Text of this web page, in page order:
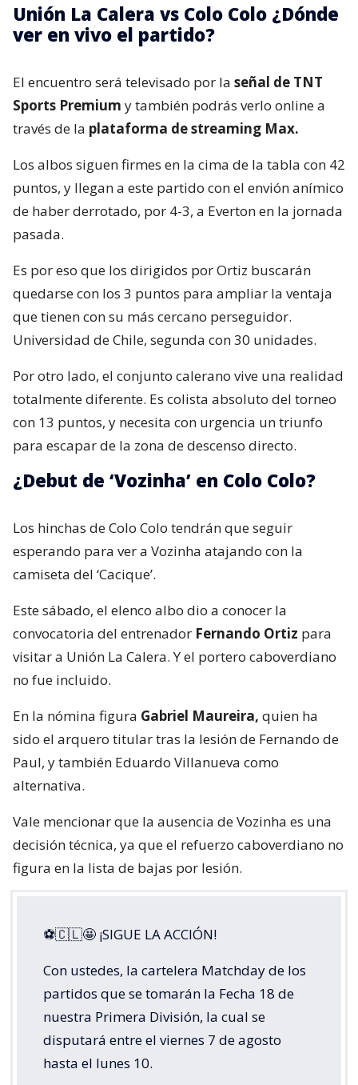
Unión La Calera vs Colo Colo ¿Dónde
ver en vivo el partido?
El encuentro será televisado por la señal de TNT
Sports Premium y también podrás verlo online a
través de la plataforma de streaming Max.
Los albos siguen firmes en la cima de la tabla con 42
puntos, y llegan a este partido con el envión anímico
de haber derrotado, por 4-3, a Everton en la jornada
pasada.
Es por eso que los dirigidos por Ortiz buscarán
quedarse con los 3 puntos para ampliar la ventaja
que tienen con su más cercano perseguidor.
Universidad de Chile, segunda con 30 unidades.
Por otro lado, el conjunto calerano vive una realidad
totalmente diferente. Es colista absoluto del torneo
con 13 puntos, y necesita con urgencia un triunfo
para escapar de la zona de descenso directo.
¿Debut de ‘Vozinha’ en Colo Colo?
Los hinchas de Colo Colo tendrán que seguir
esperando para ver a Vozinha atajando con la
camiseta del ‘Cacique’.
Este sábado, el elenco albo dio a conocer la
convocatoria del entrenador Fernando Ortiz para
visitar a Unión La Calera. Y el portero caboverdiano
no fue incluido.
En la nómina figura Gabriel Maureira, quien ha
sido el arquero titular tras la lesión de Fernando de
Paul, y también Eduardo Villanueva como
alternativa.
Vale mencionar que la ausencia de Vozinha es una
decisión técnica, ya que el refuerzo caboverdiano no
figura en la lista de bajas por lesión.
⚽🇨🇱🤩 ¡SIGUE LA ACCIÓN!
Con ustedes, la cartelera Matchday de los
partidos que se tomarán la Fecha 18 de
nuestra Primera División, la cual se
disputará entre el viernes 7 de agosto
hasta el lunes 10.